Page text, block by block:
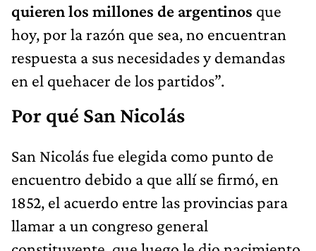
quieren los millones de argentinos que
hoy, por la razón que sea, no encuentran
respuesta a sus necesidades y demandas
en el quehacer de los partidos”.
Por qué San Nicolás
San Nicolás fue elegida como punto de
encuentro debido a que allí se firmó, en
1852, el acuerdo entre las provincias para
llamar a un congreso general